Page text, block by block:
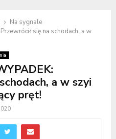
Na sygnale
się na schodach, a w
a w szyi
pręt!